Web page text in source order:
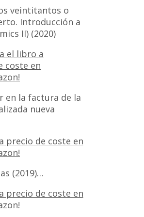
veintitantos o
Introducción a
II) (2020)
en la factura de la
nueva
(2019)…